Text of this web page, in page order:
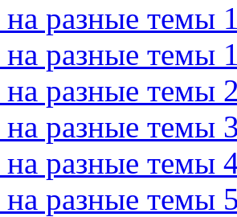
разные темы
разные темы
разные темы
разные темы
разные темы
разные темы